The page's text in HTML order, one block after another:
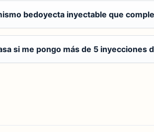
bedoyecta inyectable que
si me pongo más de 5 inyecciones